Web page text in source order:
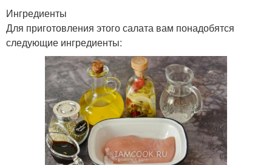
Ингредиенты
Для приготовления этого салата вам понадобятся
следующие ингредиенты: